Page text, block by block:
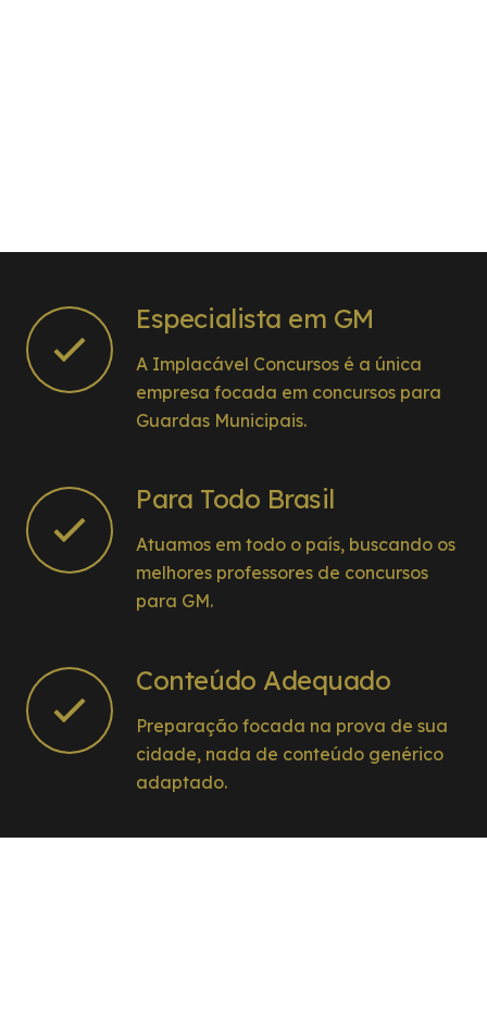
Especialista em GM
A Implacável Concursos é a única
empresa focada em concursos para
Guardas Municipais.
Para Todo Brasil
Atuamos em todo o país, buscando os
melhores professores de concursos
para GM.
Conteúdo Adequado
Preparação focada na prova de sua
cidade, nada de conteúdo genérico
adaptado.